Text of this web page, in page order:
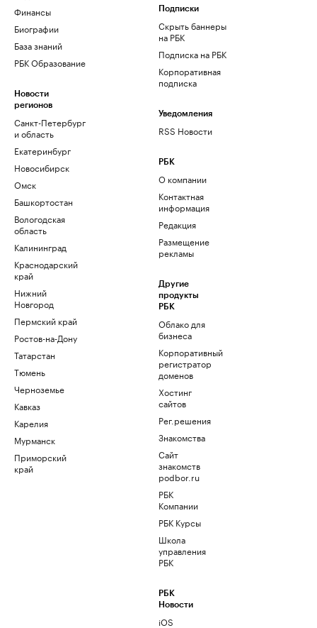
Финансы
Биографии
База знаний
РБК Образование
Новости
регионов
Санкт-Петербург
и область
Екатеринбург
Новосибирск
Омск
Башкортостан
Вологодская
область
Калининград
Краснодарский
край
Нижний
Новгород
Пермский край
Ростов-на-Дону
Татарстан
Тюмень
Черноземье
Кавказ
Карелия
Мурманск
Приморский
край
Подписки
Скрыть баннеры
на РБК
Подписка на РБК
Корпоративная
подписка
Уведомления
RSS Новости
РБК
О компании
Контактная
информация
Редакция
Размещение
рекламы
Другие
продукты
РБК
Облако для
бизнеса
Корпоративный
регистратор
доменов
Хостинг
сайтов
Рег.решения
Знакомства
Сайт
знакомств
podbor.ru
РБК
Компании
РБК Курсы
Школа
управления
РБК
РБК
Новости
iOS